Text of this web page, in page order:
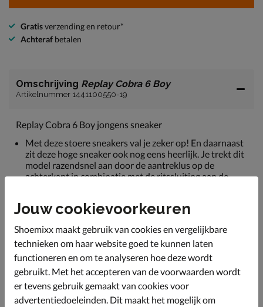
Gratisverzending en retour*
Achteraf betalen
Omschrijving Replay Cobra 6 Boy
Artikelnummer 1441100550-19
Replay Cobra 6 Boy jongens sneaker
Met deze stoere sneakers val je zeker op! En daarnaast
zit deze hoge sneaker ook nog eens heerlijk. Je trekt dit
model razendsnel aan door de aantreklus op de
achterkant in combinatie met de ritssluiting aan de
Uitgevoerd in kunstleer en textiel.
De voering is van ademend mesh textiel wat zorgt voor
een goede ventilatie.
Het voetbed zit vast in de sneaker een heeft een
dempend memory foam laag wat zorgt voor extra
comfort.
Voorzien van een rubberen loopzool.
Jouw cookievoorkeuren
Shoemixx maakt gebruik van cookies en vergelijkbare
technieken om haar website goed te kunnen laten
functioneren en om te analyseren hoe deze wordt
gebruikt. Met het accepteren van de voorwaarden wordt
er tevens gebruik gemaakt van cookies voor
advertentiedoeleinden. Dit maakt het mogelijk om